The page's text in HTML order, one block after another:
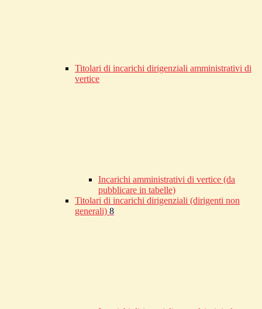
Titolari di incarichi dirigenziali amministrativi di
vertice
Incarichi amministrativi di vertice (da
pubblicare in tabelle)
Titolari di incarichi dirigenziali (dirigenti non
generali) 8